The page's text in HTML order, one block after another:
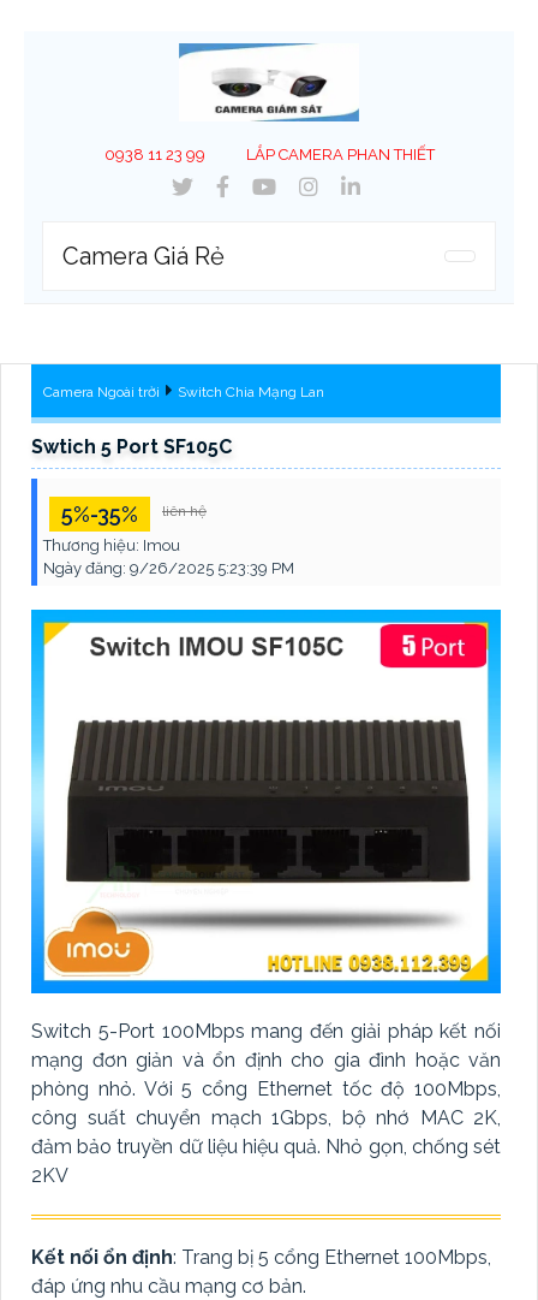
0938 11 23 99 LẮP CAMERA PHAN THIẾT
Camera Giá Rẻ
Camera Ngoài trời Switch Chia Mạng Lan
Swtich 5 Port SF105C
5%-35% liên hệ
Thương hiệu: Imou
Ngày đăng: 9/26/2025 5:23:39 PM
Switch 5-Port 100Mbps mang đến giải pháp kết nối
mạng đơn giản và ổn định cho gia đình hoặc văn
phòng nhỏ. Với 5 cổng Ethernet tốc độ 100Mbps,
công suất chuyển mạch 1Gbps, bộ nhớ MAC 2K,
đảm bảo truyền dữ liệu hiệu quả. Nhỏ gọn, chống sét
2KV
Kết nối ổn định: Trang bị 5 cổng Ethernet 100Mbps,
đáp ứng nhu cầu mạng cơ bản.